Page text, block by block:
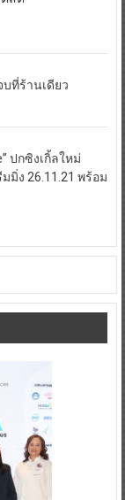
บที่ร้านเดียว
ปกซิงเกิ้ลใหม่
มิ่ง 26.11.21 พร้อม